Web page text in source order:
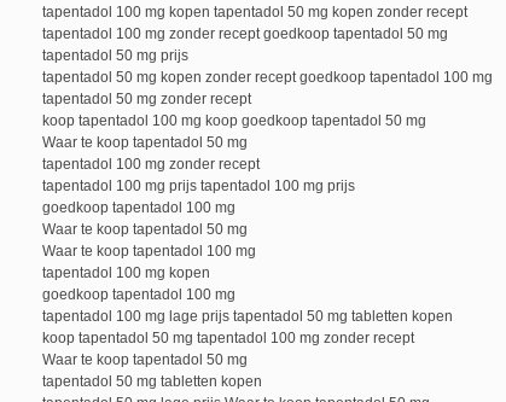
tapentadol 100 mg kopen tapentadol 50 mg kopen zonder recept
tapentadol 100 mg zonder recept goedkoop tapentadol 50 mg
tapentadol 50 mg prijs
tapentadol 50 mg kopen zonder recept goedkoop tapentadol 100 mg
tapentadol 50 mg zonder recept
koop tapentadol 100 mg koop goedkoop tapentadol 50 mg
Waar te koop tapentadol 50 mg
tapentadol 100 mg zonder recept
tapentadol 100 mg prijs tapentadol 100 mg prijs
goedkoop tapentadol 100 mg
Waar te koop tapentadol 50 mg
Waar te koop tapentadol 100 mg
tapentadol 100 mg kopen
goedkoop tapentadol 100 mg
tapentadol 100 mg lage prijs tapentadol 50 mg tabletten kopen
koop tapentadol 50 mg tapentadol 100 mg zonder recept
Waar te koop tapentadol 50 mg
tapentadol 50 mg tabletten kopen